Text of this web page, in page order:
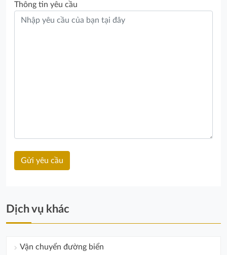
Thông tin yêu cầu
Dịch vụ khác
Vận chuyển đường biển